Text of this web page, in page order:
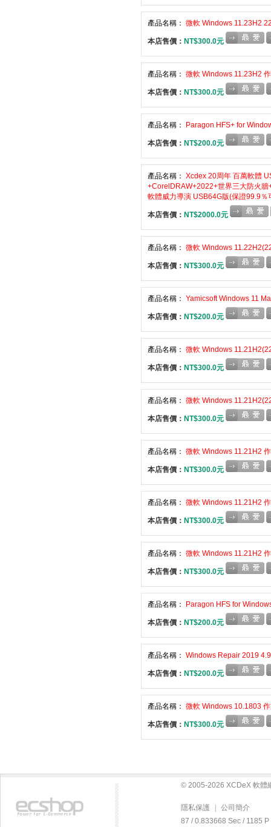
產品名稱： 微軟 Windows 11.23H2
本店售價： NT$300.0元
產品名稱： 微軟 Windows 11.23H2
本店售價： NT$300.0元
產品名稱： Paragon HFS+ for
本店售價： NT$200.0元
產品名稱： Xcdex 20周年 百萬軟體
+CorelDRAW+2022+世界三大防火
軟體威力導演 USB64G版(保證99.9％
本店售價： NT$2000.0元
產品名稱： 微軟 Windows
本店售價： NT$300.0元
產品名稱： Yamicsoft Windows 11
本店售價： NT$200.0元
產品名稱： 微軟 Windows
本店售價： NT$300.0元
產品名稱： 微軟 Windows
本店售價： NT$300.0元
產品名稱： 微軟 Windows 11.21H2
本店售價： NT$300.0元
產品名稱： 微軟 Windows 11.21H2
本店售價： NT$300.0元
產品名稱： 微軟 Windows 11.21H2
本店售價： NT$300.0元
產品名稱： Paragon HFS for
本店售價： NT$200.0元
產品名稱： Windows Repair 2019
本店售價： NT$200.0元
產品名稱： 微軟 Windows 10.1803
本店售價： NT$300.0元
© 2005-2026 XCDeX 軟體
隱私保護
公司簡介
87 / 0.833668 Sec / 1185